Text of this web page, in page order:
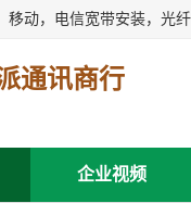
通讯商行
企业视频